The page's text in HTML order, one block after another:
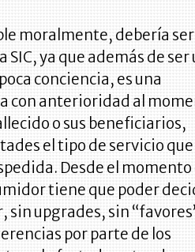
moralmente, debería ser
ya que además de ser
conciencia, es una
con anterioridad al
o sus beneficiarios,
el tipo de servicio que
Desde el momento
tiene que poder
sin upgrades, sin
por parte de los